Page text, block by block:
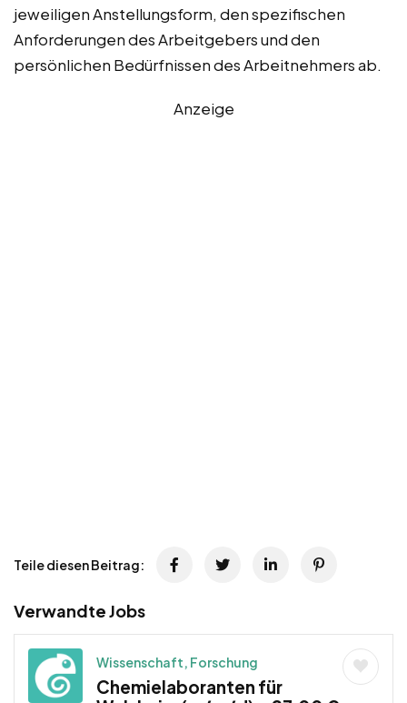
jeweiligen Anstellungsform, den spezifischen
Anforderungen des Arbeitgebers und den
persönlichen Bedürfnissen des Arbeitnehmers ab.
Anzeige
Teile diesen Beitrag:
Verwandte Jobs
Wissenschaft, Forschung
Chemielaboranten für